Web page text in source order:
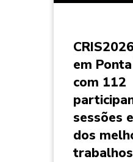
em
com 112
sessões
dos
trabalhos